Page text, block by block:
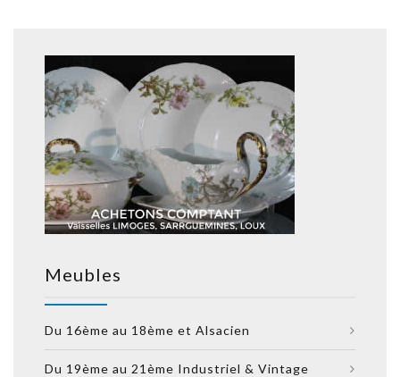
Meubles
Du 16ème au 18ème et Alsacien
Du 19ème au 21ème Industriel & Vintage